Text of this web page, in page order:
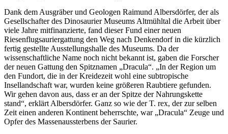
Dank dem Ausgräber und Geologen Raimund Albersdörfer, der als
Gesellschafter des Dinosaurier Museums Altmühltal die Arbeit über
viele Jahre mitfinanzierte, fand dieser Fund einer neuen
Riesenflugsauriergattung den Weg nach Denkendorf in die kürzlich
fertig gestellte Ausstellungshalle des Museums. Da der
wissenschaftliche Name noch nicht bekannt ist, gaben die Forscher
der neuen Gattung den Spitznamen „Dracula“. „In der Region um
den Fundort, die in der Kreidezeit wohl eine subtropische
Insellandschaft war, wurden keine größeren Raubtiere gefunden.
Wir gehen davon aus, dass er an der Spitze der Nahrungskette
stand“, erklärt Albersdörfer. Ganz so wie der T. rex, der zur selben
Zeit einen anderen Kontinent beherrschte, war „Dracula“ Zeuge und
Opfer des Massenaussterbens der Saurier.